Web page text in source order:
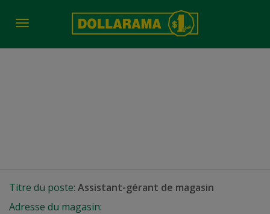
Toggle
Titre du poste: Assistant-gérant de magasin
Adresse du magasin: